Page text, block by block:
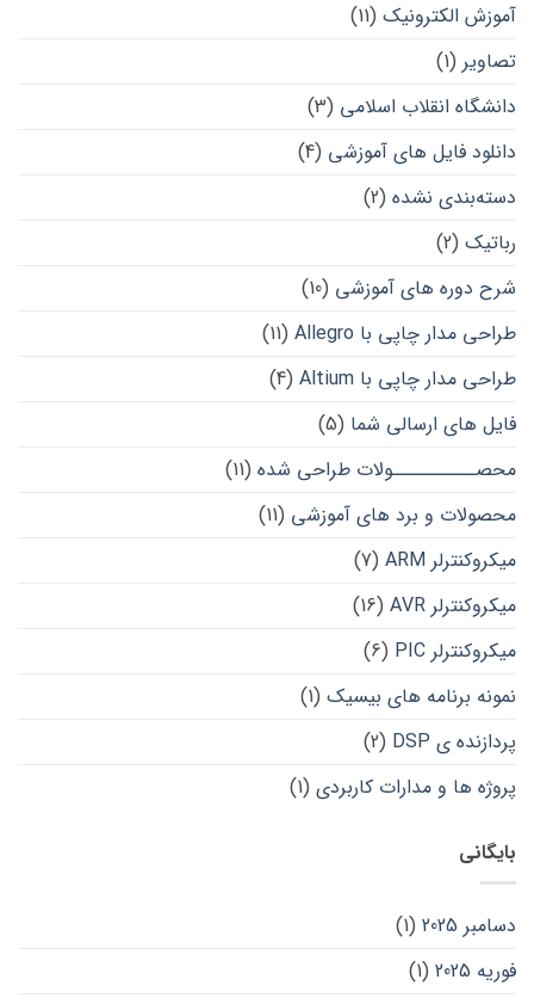
آموزش الکترونیک (11)
تصاویر (1)
دانشگاه انقلاب اسلامی (3)
دانلود فایل های آموزشی (4)
دسته‌بندی نشده (2)
رباتیک (2)
شرح دوره های آموزشی (10)
طراحی مدار چاپی با Allegro
(11)
طراحی مدار چاپی با Altium
(4)
فایل های ارسالی شما (5)
محصــــــــــولات طراحی شده (11)
محصولات و برد های آموزشی (11)
میکروکنترلر ARM
(7)
میکروکنترلر AVR
(16)
میکروکنترلر PIC
(6)
نمونه برنامه های بیسیک (1)
پردازنده ی DSP
(2)
پروژه ها و مدارات کاربردی (1)
بایگانی
دسامبر 2025
(1)
فوریه 2025
(1)